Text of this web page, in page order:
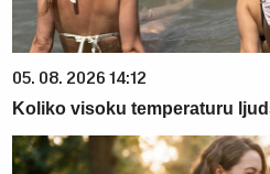
05. 08. 2026 14:12
Koliko visoku temperaturu